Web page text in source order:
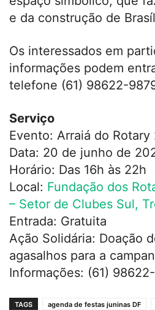
e da construção de
Os interessados em
informações podem
telefone (61) 98622-
Serviço
Evento: Arraiá do Rotary
Data: 20 de junho de
Horário: Das 16h às 22h
Local: Fundação dos
– Setor de Clubes Sul,
Entrada: Gratuita
Ação Solidária: Doação
agasalhos para a
Informações: (61)
TAGS agenda de festas juninas DF